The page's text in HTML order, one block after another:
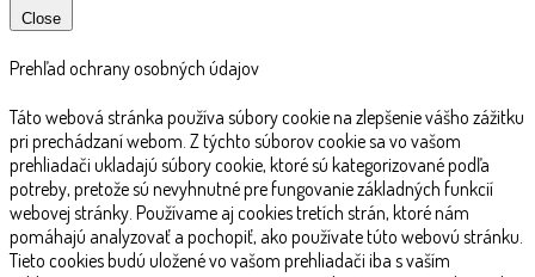
Close
Prehľad ochrany osobných údajov
Táto webová stránka používa súbory cookie na zlepšenie vášho zážitku
pri prechádzaní webom. Z týchto súborov cookie sa vo vašom
prehliadači ukladajú súbory cookie, ktoré sú kategorizované podľa
potreby, pretože sú nevyhnutné pre fungovanie základných funkcií
webovej stránky. Používame aj cookies tretích strán, ktoré nám
pomáhajú analyzovať a pochopiť, ako používate túto webovú stránku.
Tieto cookies budú uložené vo vašom prehliadači iba s vaším